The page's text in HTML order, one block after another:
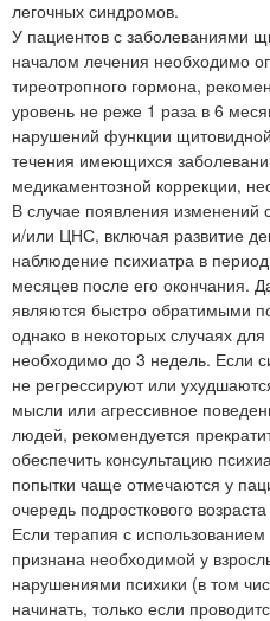
легочных синдромов.
У пациентов с заболеваниями
началом лечения необходимо
тиреотропного гормона,
уровень не реже 1 раза в 6
нарушений функции
течения имеющихся
медикаментозной коррекции,
В случае появления изменений
и/или ЦНС, включая развитие
наблюдение психиатра в
месяцев после его окончания.
являются быстро обратимыми
однако в некоторых случаях
необходимо до 3 недель. Если
не регрессируют или
мысли или агрессивное
людей, рекомендуется
обеспечить консультацию
попытки чаще отмечаются у
очередь подросткового
Если терапия с
признана необходимой у
нарушениями психики (в том
начинать, только если